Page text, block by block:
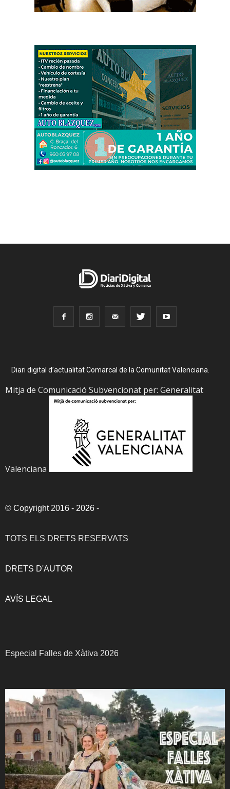
Diari digital d’actualitat Comarcal de la Comunitat Valenciana.
Mitja de Comunicació Subvencionat per: Generalitat
Valenciana
© Copyright 2016 - 2026 -
TOTS ELS DRETS RESERVATS
DRETS D'AUTOR
AVÍS LEGAL
Especial Falles de Xàtiva 2026